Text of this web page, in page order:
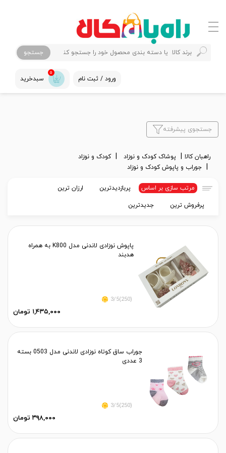
جستجو
ورود / ثبت نام
0
سبدخرید
جستجوی پیشرفته
راهبان کالا پوشاک کودک و نوزاد
کودک و نوزاد
جوراب و پاپوش کودک و نوزاد
مرتب سازی بر اساس پربازدیدترین ارزان ترین
پرفروش ترین جدیدترین
پاپوش نوزادی لاندنی مدل K800 به همراه
هدبند
(250)3/5
۱,۴۳۵,۰۰۰ تومان
جوراب ساق کوتاه نوزادی لاندنی مدل 0503 بسته
3 عددی
(250)3/5
۳۹۸,۰۰۰ تومان